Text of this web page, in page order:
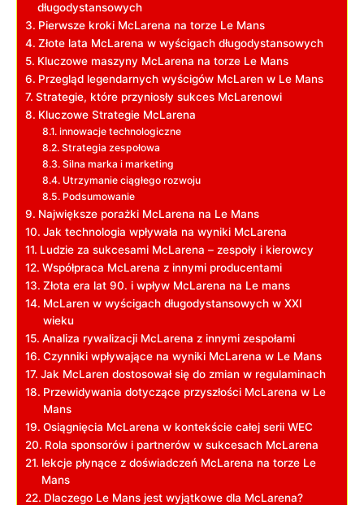
długodystansowych
Pierwsze kroki McLarena na torze Le Mans
Złote lata McLarena w wyścigach długodystansowych
Kluczowe maszyny McLarena na torze Le Mans
Przegląd legendarnych wyścigów McLaren w Le Mans
Strategie, które przyniosły sukces McLarenowi
Kluczowe Strategie McLarena
innowacje technologiczne
Strategia zespołowa
Silna marka i marketing
Utrzymanie ciągłego rozwoju
Podsumowanie
Największe porażki McLarena na Le Mans
Jak technologia wpływała na wyniki McLarena
Ludzie za sukcesami McLarena – zespoły i kierowcy
Współpraca McLarena z innymi producentami
Złota era lat 90. i wpływ McLarena na Le mans
McLaren w wyścigach długodystansowych w XXI
wieku
Analiza rywalizacji McLarena z innymi zespołami
Czynniki wpływające na wyniki McLarena w Le Mans
Jak McLaren dostosował się do zmian w regulaminach
Przewidywania dotyczące przyszłości McLarena w Le
Mans
Osiągnięcia McLarena w kontekście całej serii WEC
Rola sponsorów i partnerów w sukcesach McLarena
lekcje płynące z doświadczeń McLarena na torze Le
Mans
Dlaczego Le Mans jest wyjątkowe dla McLarena?